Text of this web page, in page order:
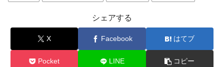
シェアする
X Facebook はてブ
Pocket LINE コピー